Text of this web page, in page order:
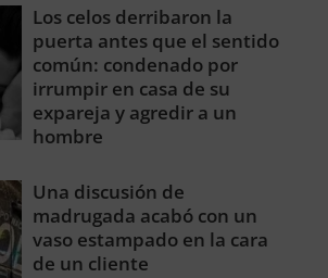
Los celos derribaron la
puerta antes que el sentido
común: condenado por
irrumpir en casa de su
expareja y agredir a un
hombre
Una discusión de
madrugada acabó con un
vaso estampado en la cara
de un cliente